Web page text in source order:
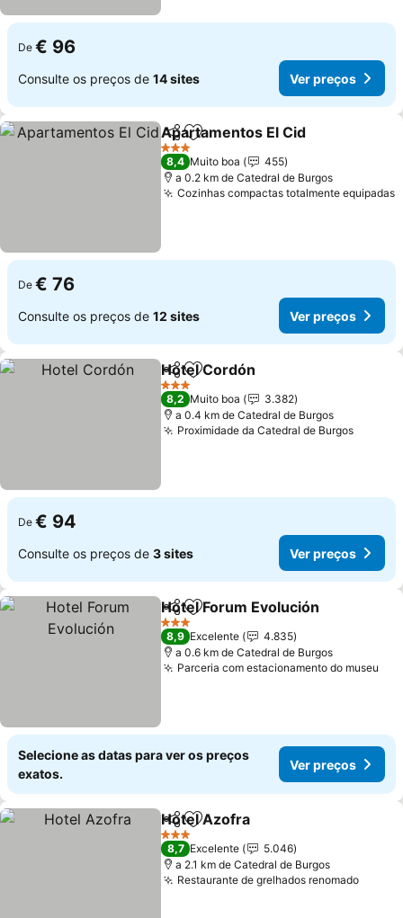
De € 96
Consulte os preços de 14 sites Ver preços
PartilharAdicionar aos favoritos
Apartamentos El Cid
3 Estrelas
8,4 Muito boa
455
a 0.2 km de Catedral de Burgos
Cozinhas compactas totalmente equipadas
De € 76
Consulte os preços de 12 sites Ver preços
PartilharAdicionar aos favoritos
Hotel Cordón
3 Estrelas
8,2 Muito boa
3.382
a 0.4 km de Catedral de Burgos
Proximidade da Catedral de BurgosVer
De € 94
Consulte os preços de 3 sites Ver preços
PartilharAdicionar aos favoritos
Hotel Forum Evolución
3 Estrelas
8,9 Excelente
4.835
a 0.6 km de Catedral de Burgos
Parceria com estacionamento do museu
Selecione as datas para ver os preços
exatos.
Ver preços
PartilharAdicionar aos favoritos
Hotel Azofra
3 Estrelas
8,7 Excelente
5.046
a 2.1 km de Catedral de Burgos
Restaurante de grelhados renomadoVer